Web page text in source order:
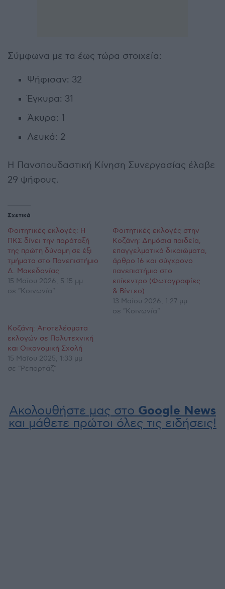
Σύμφωνα με τα έως τώρα στοιχεία:
Ψήφισαν: 32
Έγκυρα: 31
Άκυρα: 1
Λευκά: 2
Η Πανσπουδαστική Κίνηση Συνεργασίας έλαβε
29 ψήφους.
Σχετικά
Φοιτητικές εκλογές: Η
ΠΚΣ δίνει την παράταξή
της πρώτη δύναμη σε έξι
τμήματα στο Πανεπιστήμιο
Δ. Μακεδονίας
15 Μαΐου 2026, 5:15 μμ
σε "Κοινωνία"
Φοιτητικές εκλογές στην
Κοζάνη: Δημόσια παιδεία,
επαγγελματικά δικαιώματα,
άρθρο 16 και σύγχρονο
πανεπιστήμιο στο
επίκεντρο (Φωτογραφίες
& Βίντεο)
13 Μαΐου 2026, 1:27 μμ
σε "Κοινωνία"
Κοζάνη: Αποτελέσματα
εκλογών σε Πολυτεχνική
και Οικονομική Σχολή
15 Μαΐου 2025, 1:33 μμ
σε "Ρεπορτάζ"
Ακολουθήστε μας στο Google News
και μάθετε πρώτοι όλες τις ειδήσεις!